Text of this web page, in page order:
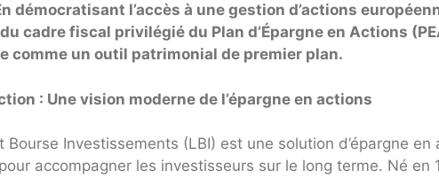
démocratisant l’accès à une gestion d’actions
cadre fiscal privilégié du Plan d’Épargne en Actions
comme un outil patrimonial de premier plan.
: Une vision moderne de l’épargne en actions
Bourse Investissements (LBI) est une solution d’épargne en
accompagner les investisseurs sur le long terme. Né en